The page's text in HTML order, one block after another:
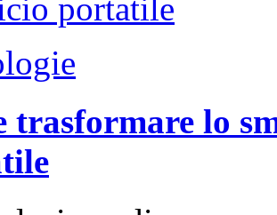
trasformare lo